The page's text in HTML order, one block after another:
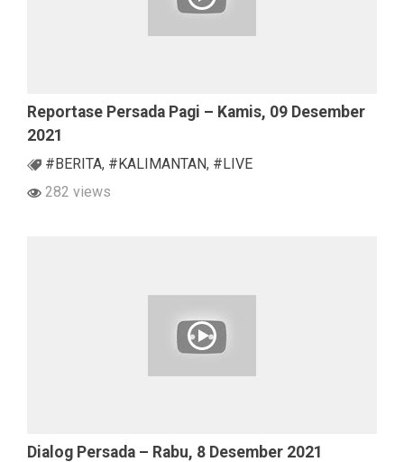
Reportase Persada Pagi – Kamis, 09 Desember
2021
#BERITA, #KALIMANTAN, #LIVE
282 views
Dialog Persada – Rabu, 8 Desember 2021